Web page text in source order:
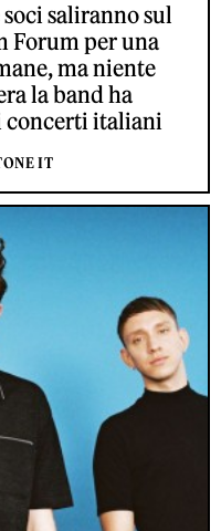
soci saliranno sul
Forum per una
ma niente
la band ha
concerti italiani
IT